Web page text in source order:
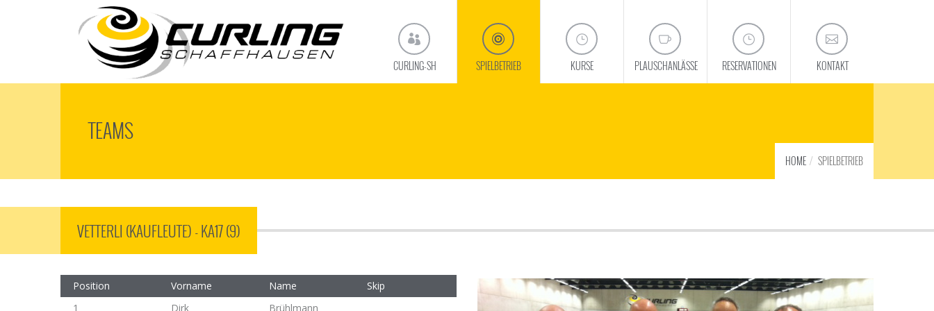
CURLING-SH SPIELBETRIEB KURSE PLAUSCHANLÄSSE RESERVATIONEN KONTAKT
TEAMS
HOME SPIELBETRIEB
VETTERLI (KAUFLEUTE) - KA17 (9)
Position Vorname Name
Skip
1
Dirk Brühlmann